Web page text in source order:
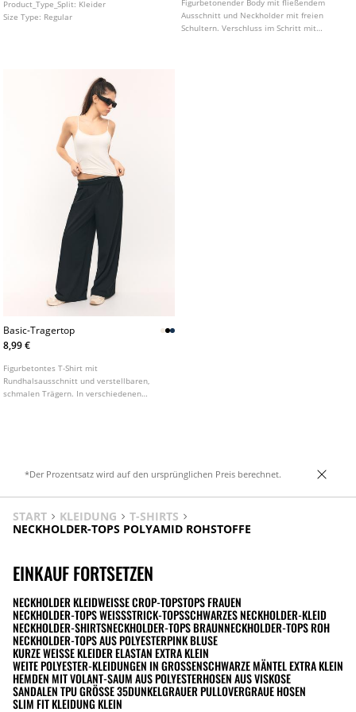
Product_Type_Split: Kleider
Size Type: Regular
Figurbetonender Body mit fließendem
Ausschnitt und Neckholder mit freien
Schultern. Verschluss im Schritt mit
Basic-Tragertop
8,99 €
Figurbetontes T-Shirt mit
Rundhalsausschnitt und verstellbaren,
schmalen Trägern. In verschiedenen
*Der Prozentsatz wird auf den ursprünglichen Preis berechnet.
START KLEIDUNG
T-SHIRTS
NECKHOLDER-TOPS POLYAMID ROHSTOFFE
EINKAUF FORTSETZEN
NECKHOLDER KLEIDWEISSE CROP-TOPS TOPS FRAUEN
NECKHOLDER-TOPS WEISS STRICK-TOPSSCHWARZES NECKHOLDER-KLEID
NECKHOLDER-SHIRTSNECKHOLDER-TOPS BRAUNNECKHOLDER-TOPS ROH
NECKHOLDER-TOPS AUS POLYESTERPINK BLUSE
KURZE WEISSE KLEIDER ELASTAN EXTRA KLEIN
WEITE POLYESTER-KLEIDUNGEN IN GROSSEN SCHWARZE MÄNTEL EXTRA KLEIN
HEMDEN MIT VOLANT-SAUM AUS POLYESTERHOSEN AUS VISKOSE
SANDALEN TPU GRÖSSE 35 DUNKELGRAUER PULLOVERGRAUE HOSEN
SLIM FIT KLEIDUNG KLEIN